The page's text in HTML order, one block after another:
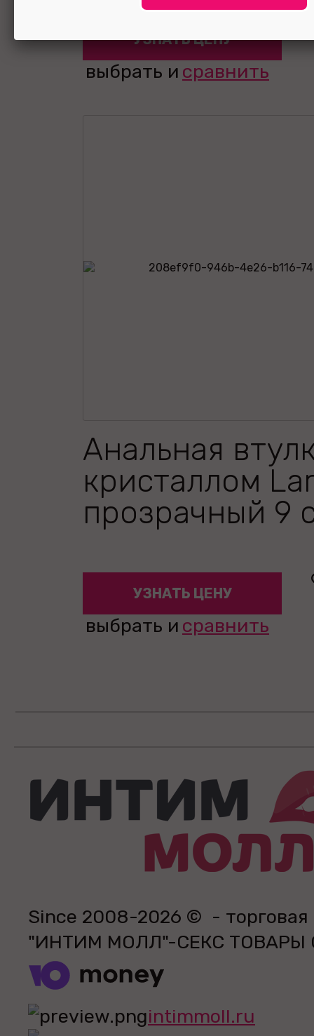
УЗНАТЬ ЦЕНУ
выбрать и сравнить
Анальная
кристаллом
прозрачный 9
УЗНАТЬ ЦЕНУ
выбрать и сравнить
Since 2008-2026 © - торговая
"ИНТИМ МОЛЛ"-СЕКС
intimmoll.ru